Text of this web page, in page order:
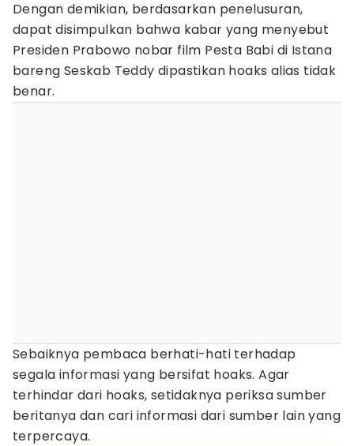
Dengan demikian, berdasarkan penelusuran,
dapat disimpulkan bahwa kabar yang menyebut
Presiden Prabowo nobar film Pesta Babi di Istana
bareng Seskab Teddy dipastikan hoaks alias tidak
benar.
Sebaiknya pembaca berhati-hati terhadap
segala informasi yang bersifat hoaks. Agar
terhindar dari hoaks, setidaknya periksa sumber
beritanya dan cari informasi dari sumber lain yang
terpercaya.